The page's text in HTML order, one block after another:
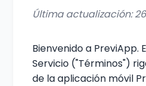
Última actualización:
Bienvenido a PreviApp.
Servicio ("Términos")
de la aplicación móvil